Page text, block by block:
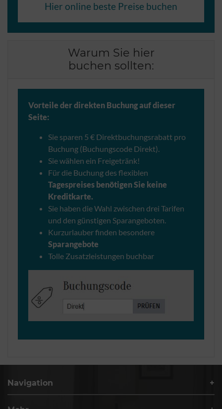
Hier online beste Preise buchen
Warum Sie hier
buchen sollten:
Vorteile der direkten Buchung auf dieser
Seite:
Sie sparen 5 € Direktbuchungsrabatt pro
Buchung (Buchungscode Direkt).
Sie wählen ein Freigetränk!
Für die Buchung des flexiblen
Tagespreises benötigen Sie keine
Kreditkarte.
Sie haben die Wahl zwischen drei Tarifen
und den günstigen Sparangeboten.
Kurzurlauber finden besondere
Sparangebote
Tolle Zusatzleistungen buchbar
Navigation